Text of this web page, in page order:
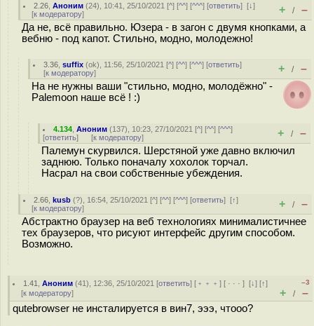
2.26 ,Аноним (24), 10:41, 25/10/2021 [^] [^^] [^^^] [ответить][↓]
[к модератору] + / –
Да не, всё правильно. Юзера - в загон с двумя кнопками, а
вебню - под капот. Стильно, модно, молодежно!
3.36 ,suffix (ok), 11:56, 25/10/2021 [^] [^^] [^^^] [ответить]
[к модератору] + / –
На не нужны ваши "стильно, модно, молодёжно" -
Palemoon наше всё ! :)
4.134 ,Аноним (137), 10:23, 27/10/2021 [^] [^^] [^^^]
[ответить] [к модератору] + / –
Палемун скурвился. Шерстяной уже давно включил
заднюю. Только поначалу хохолок торчал.
Нacpaл на свои собственные убеждения.
2.66 ,kusb (?), 16:54, 25/10/2021 [^] [^^] [^^^] [ответить][↑]
[к модератору] + / –
Абстрактно браузер на веб технологиях минималистичнее
тех браузеров, что рисуют интерфейс другим способом.
Возможно.
1.41 ,Аноним (41), 12:36, 25/10/2021 [ответить] [ ﹢﹢﹢] [ · · ·][↓] [↑]
[к модератору]
–3
+ / –
qutebrowser не инсталируется в вин7, эээ, чтооо?